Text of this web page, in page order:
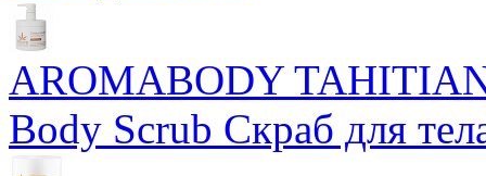
AROMABODY
Body Scrub Скраб для